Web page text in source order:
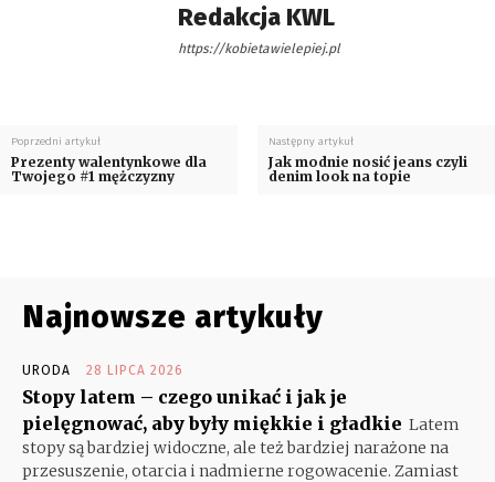
Redakcja KWL
https://kobietawielepiej.pl
Poprzedni artykuł
Prezenty walentynkowe dla
Twojego #1 mężczyzny
Następny artykuł
Jak modnie nosić jeans czyli
denim look na topie
Najnowsze artykuły
URODA 28 LIPCA 2026
Stopy latem – czego unikać i jak je
pielęgnować, aby były miękkie i gładkie Latem
stopy są bardziej widoczne, ale też bardziej narażone na
przesuszenie, otarcia i nadmierne rogowacenie. Zamiast